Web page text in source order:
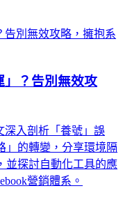
」？告別無效攻
深入剖析「養號」誤
」的轉變，分享環境隔
並探討自動化工具的應
營銷體系。